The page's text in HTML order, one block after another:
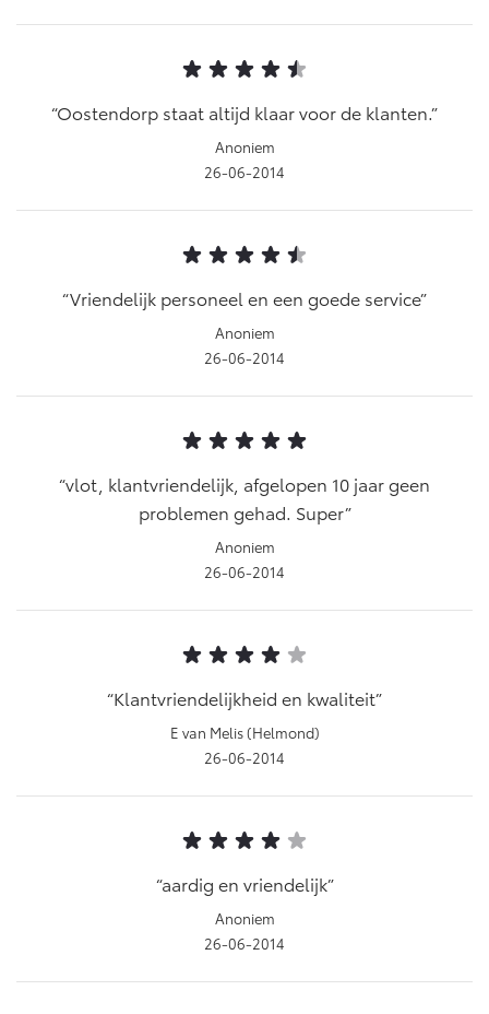
Oostendorp staat altijd klaar voor de klanten.
Anoniem
26-06-2014
Vriendelijk personeel en een goede service
Anoniem
26-06-2014
vlot, klantvriendelijk, afgelopen 10 jaar geen
problemen gehad. Super
Anoniem
26-06-2014
Klantvriendelijkheid en kwaliteit
E van Melis (Helmond)
26-06-2014
aardig en vriendelijk
Anoniem
26-06-2014